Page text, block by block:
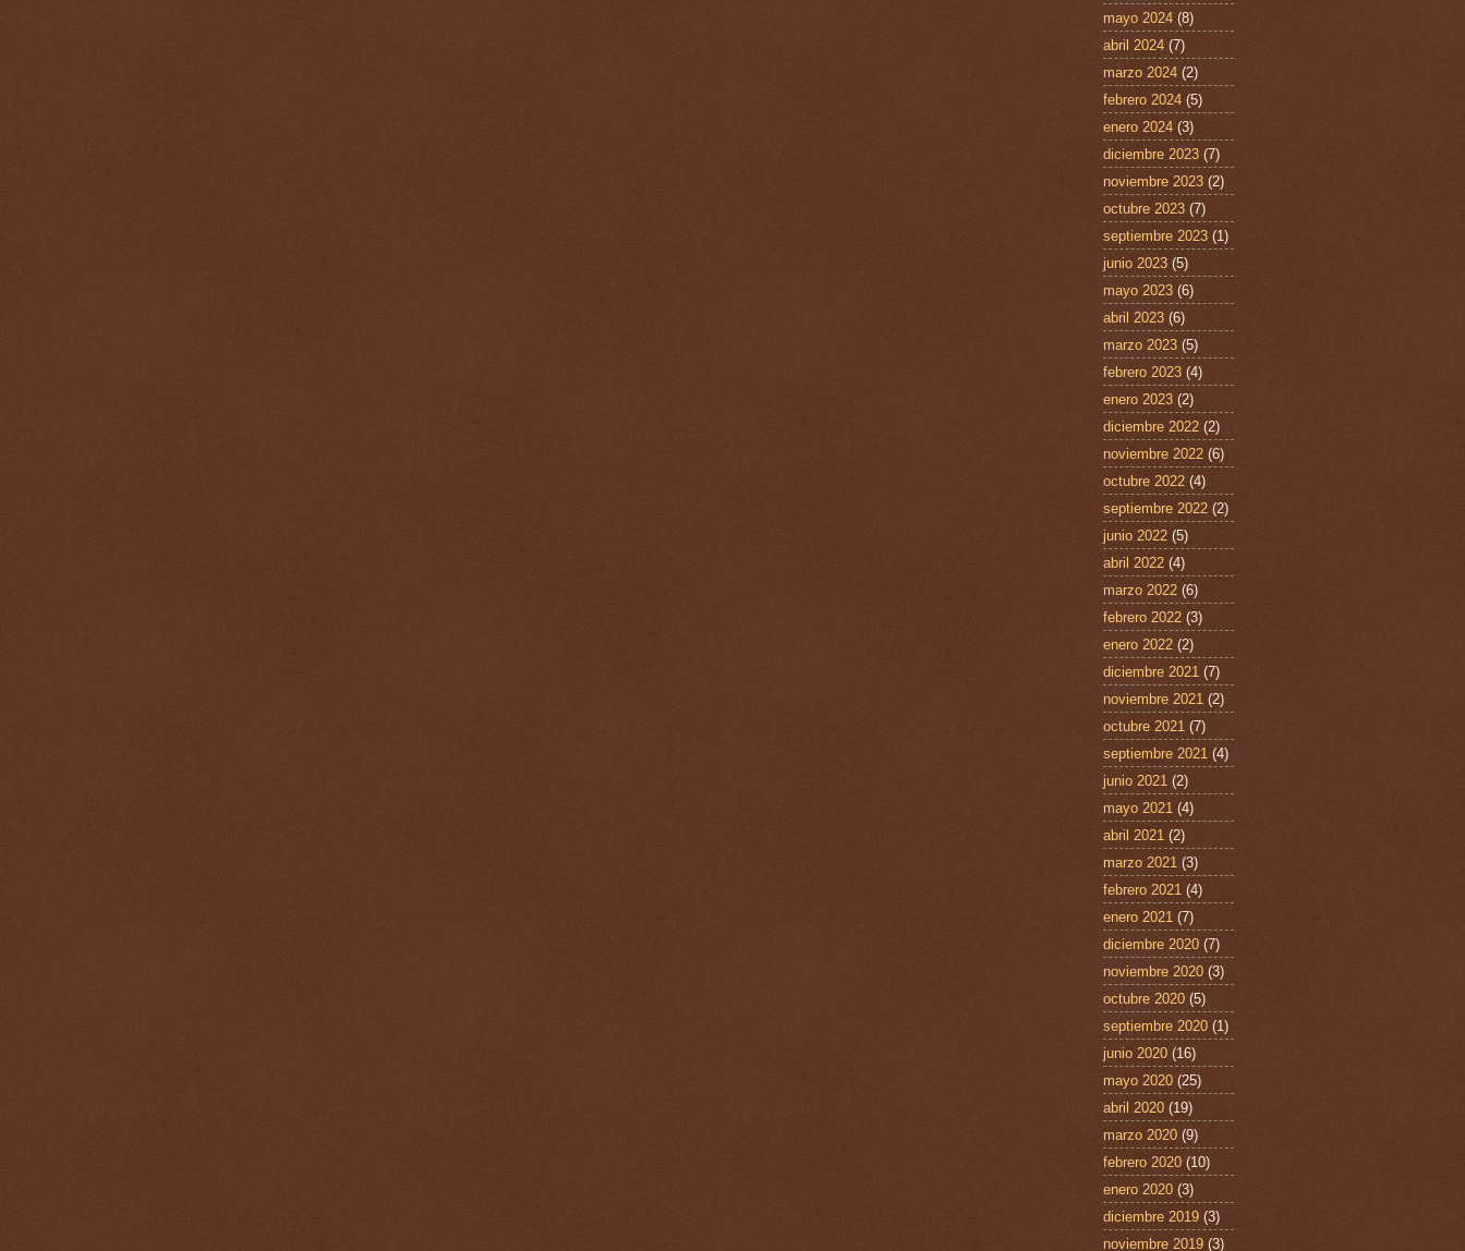
mayo 2024 (8)
abril 2024 (7)
marzo 2024 (2)
febrero 2024 (5)
enero 2024 (3)
diciembre 2023 (7)
noviembre 2023 (2)
octubre 2023 (7)
septiembre 2023 (1)
junio 2023 (5)
mayo 2023 (6)
abril 2023 (6)
marzo 2023 (5)
febrero 2023 (4)
enero 2023 (2)
diciembre 2022 (2)
noviembre 2022 (6)
octubre 2022 (4)
septiembre 2022 (2)
junio 2022 (5)
abril 2022 (4)
marzo 2022 (6)
febrero 2022 (3)
enero 2022 (2)
diciembre 2021 (7)
noviembre 2021 (2)
octubre 2021 (7)
septiembre 2021 (4)
junio 2021 (2)
mayo 2021 (4)
abril 2021 (2)
marzo 2021 (3)
febrero 2021 (4)
enero 2021 (7)
diciembre 2020 (7)
noviembre 2020 (3)
octubre 2020 (5)
septiembre 2020 (1)
junio 2020 (16)
mayo 2020 (25)
abril 2020 (19)
marzo 2020 (9)
febrero 2020 (10)
enero 2020 (3)
diciembre 2019 (3)
noviembre 2019 (3)